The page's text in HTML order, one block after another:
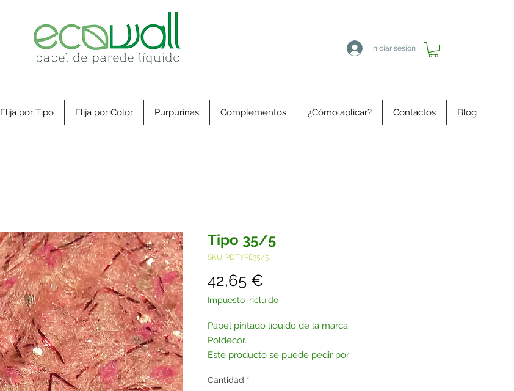
Iniciar sesión
Elija por Tipo Elija por Color Purpurinas Complementos ¿Cómo aplicar? Contactos Blog
Tipo 35/5
SKU: PDTYPE35/5
42,65 €
Impuesto incluido
Papel pintado líquido de la marca
Poldecor.
Este producto se puede pedir por
Si lo deseas, puedes adquirirlo por
Cantidad *